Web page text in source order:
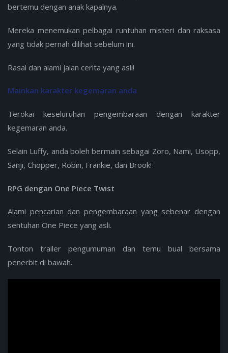
bertemu dengan anak kapalnya.
Mereka menemukan pelbagai runtuhan misteri dan raksasa
yang tidak pernah dilihat sebelum ini.
Rasai dan alami jalan cerita yang asli!
Mainkan karakter kegemaran anda
Terokai keseluruhan pengembaraan dengan karakter
kegemaran anda.
Selain Luffy, anda boleh bermain sebagai Zoro, Nami, Usopp,
Sanji, Chopper, Robin, Frankie, dan Brook!
RPG dengan One Piece Twist
Alami pencarian dan pengembaraan yang sebenar dengan
sentuhan One Piece yang asli.
Tonton trailer pengumuman dan temu bual bersama
penerbit di bawah.